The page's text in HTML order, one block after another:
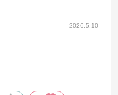
2026.5.10